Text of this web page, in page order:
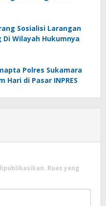
Sosialisi Larangan
Wilayah Hukumnya
Polres Sukamara
Hari di Pasar INPRES
Ruas yang